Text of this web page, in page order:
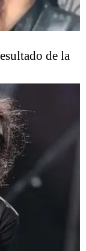
de la